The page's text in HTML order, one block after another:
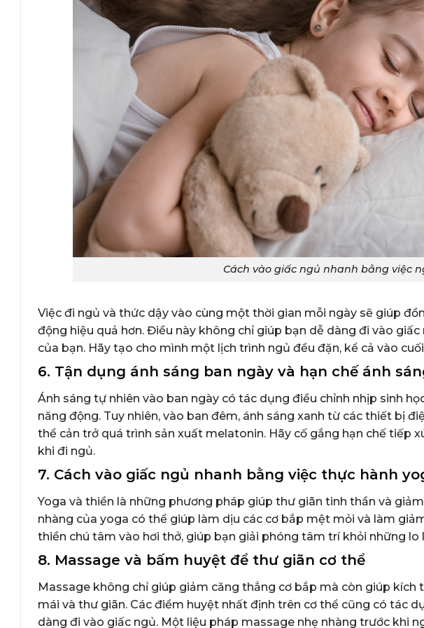
Cách vào giấc ngủ nhanh bằng việc
Việc đi ngủ và thức dậy vào cùng một thời gian mỗi ngày sẽ giúp
động hiệu quả hơn. Điều này không chỉ giúp bạn dễ dàng đi vào
của bạn. Hãy tạo cho mình một lịch trình ngủ đều đặn, kể cả vào
6. Tận dụng ánh sáng ban ngày và hạn chế ánh
Ánh sáng tự nhiên vào ban ngày có tác dụng điều chỉnh nhịp sinh
năng động. Tuy nhiên, vào ban đêm, ánh sáng xanh từ các thiết bị
thể cản trở quá trình sản xuất melatonin. Hãy cố gắng hạn chế tiếp
khi đi ngủ.
7. Cách vào giấc ngủ nhanh bằng việc thực hành
Yoga và thiền là những phương pháp giúp thư giãn tinh thần và
nhàng của yoga có thể giúp làm dịu các cơ bắp mệt mỏi và làm
thiền chú tâm vào hơi thở, giúp bạn giải phóng tâm trí khỏi những
8. Massage và bấm huyệt để thư giãn cơ thể
Massage không chỉ giúp giảm căng thẳng cơ bắp mà còn giúp
mái và thư giãn. Các điểm huyệt nhất định trên cơ thể cũng có tác
dàng đi vào giấc ngủ. Một liệu pháp massage nhẹ nhàng trước khi